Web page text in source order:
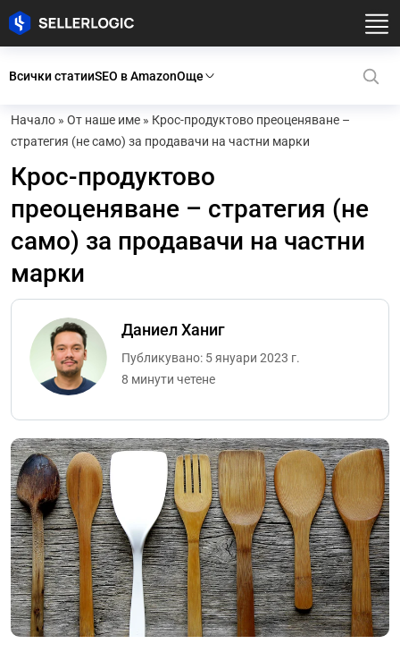
Всички статииSEO в AmazonОще
Начало » От наше име » Крос-продуктово преоценяване –
стратегия (не само) за продавачи на частни марки
Крос-продуктово
преоценяване – стратегия (не
само) за продавачи на частни
марки
Даниел Ханиг
Публикувано: 5 януари 2023 г.
8 минути четене